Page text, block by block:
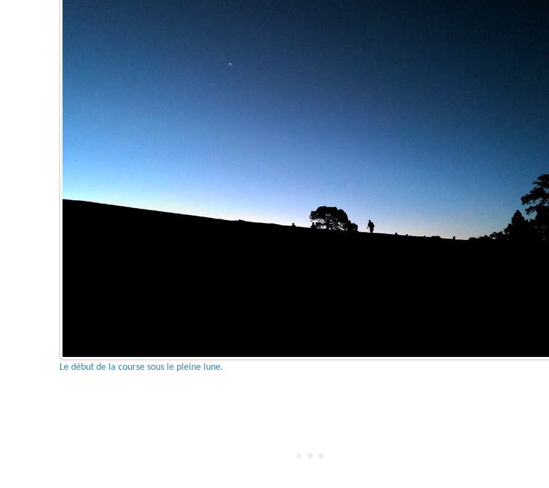
Le début de la course sous le pleine lune.